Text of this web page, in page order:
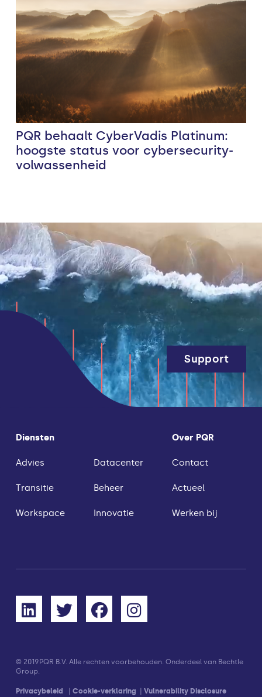
PQR behaalt CyberVadis Platinum:
hoogste status voor cybersecurity-
volwassenheid
Diensten
Advies
Transitie
Workspace
Datacenter
Beheer
Innovatie
Over PQR
Contact
Actueel
Werken bij
Support
© 2019 PQR B.V. Alle rechten voorbehouden. Onderdeel van Bechtle
Group.
Privacybeleid Cookie-verklaring
Vulnerability Disclosure